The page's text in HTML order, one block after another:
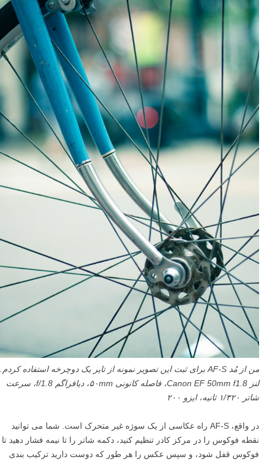
من از مُد AF-S برای ثبت این تصویر نمونه از تایر یک دوچرخه استفاده کردم.
لنز Canon EF 50mm f1.8، فاصله کانونی ۵۰mm، دیافراگم f/1.8، سرعت
شاتر ۱/۳۲۰ ثانیه، ایزو ۲۰۰
در واقع، AF-S راه عکاسی از یک سوژه غیر متحرک است. شما می توانید
نقطه فوکوس را در مرکز کادر تنظیم کنید، دکمه شاتر را تا نیمه فشار دهید تا
فوکوس قفل شود، و سپس عکس را هر طور که دوست دارید ترکیب بندی